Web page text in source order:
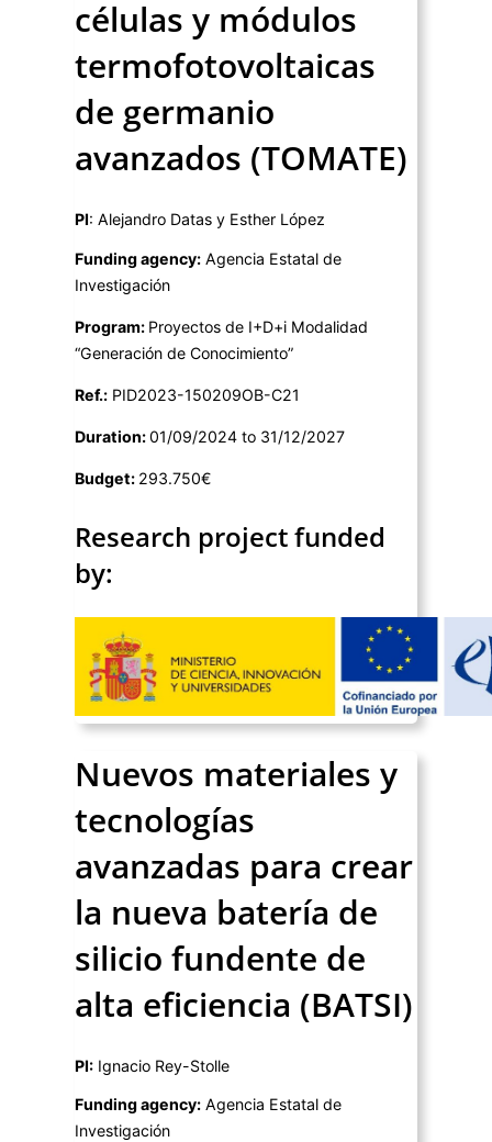
células y módulos
termofotovoltaicas
de germanio
avanzados (TOMATE)
PI: Alejandro Datas y Esther López
Funding agency: Agencia Estatal de
Investigación
Program: Proyectos de I+D+i Modalidad
“Generación de Conocimiento”
Ref.: PID2023-150209OB-C21
Duration:01/09/2024 to 31/12/2027
Budget: 293.750€
Research project funded
by:
Nuevos materiales y
tecnologías
avanzadas para crear
la nueva batería de
silicio fundente de
alta eficiencia (BATSI)
PI: Ignacio Rey-Stolle
Funding agency: Agencia Estatal de
Investigación